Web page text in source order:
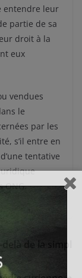
entendre leur
partie de sa
droit à la
eux
vendues
le
par les
s’il entre en
tentative
ONG.
de la simpl